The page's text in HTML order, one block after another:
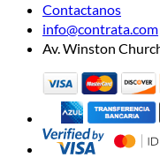
Contactanos
info@contrata.com
Av. Winston